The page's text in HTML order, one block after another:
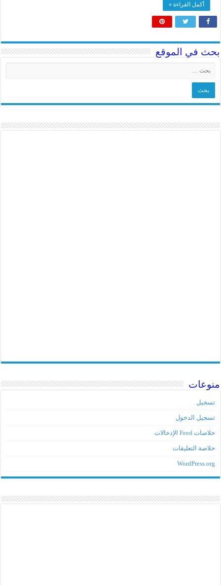
أكمل القراءة »
بحث في الموقع
منوعات
تسجيل
تسجيل الدخول
خلاصات Feed الإدخالات
خلاصة التعليقات
WordPress.org